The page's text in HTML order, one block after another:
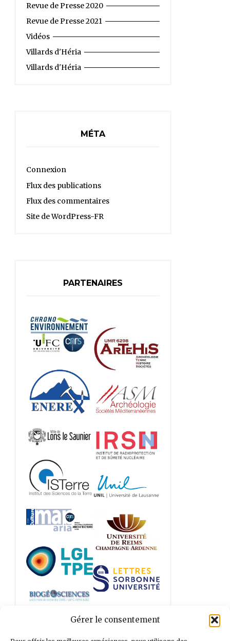
Gérer le consentement
Revue de Presse 2020
Revue de Presse 2021
Vidéos
Villards d'Héria
Villards d'Héria
MÉTA
Connexion
Flux des publications
Flux des commentaires
Site de WordPress-FR
PARTENAIRES
Tous nos partenaires